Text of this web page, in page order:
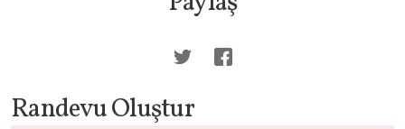
Randevu Oluştur